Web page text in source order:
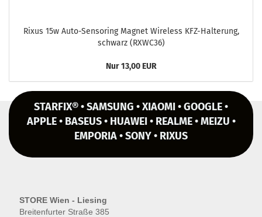
Rixus 15w Auto-​Sensoring Ma­gnet Wire­less KFZ-​Halterung,
schwarz (RXWC36)
Nur 13,00 EUR
STARFIX® • SAMSUNG • XIAOMI • GOOGLE •
APPLE • BASEUS • HUAWEI • REALME • MEIZU •
EMPORIA • SONY • RIXUS
STORE Wien - Liesing
Breitenfurter Straße 385